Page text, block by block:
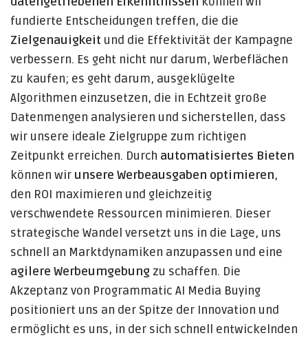
fundierte Entscheidungen treffen, die die
Zielgenauigkeit und die Effektivität der Kampagne
verbessern. Es geht nicht nur darum, Werbeflächen
zu kaufen; es geht darum, ausgeklügelte
Algorithmen einzusetzen, die in Echtzeit große
Datenmengen analysieren und sicherstellen, dass
wir unsere ideale Zielgruppe zum richtigen
Zeitpunkt erreichen. Durch automatisiertes Bieten
können wir unsere Werbeausgaben optimieren,
den ROI maximieren und gleichzeitig
verschwendete Ressourcen minimieren. Dieser
strategische Wandel versetzt uns in die Lage, uns
schnell an Marktdynamiken anzupassen und eine
agilere Werbeumgebung zu schaffen. Die
Akzeptanz von Programmatic AI Media Buying
positioniert uns an der Spitze der Innovation und
ermöglicht es uns, in der sich schnell entwickelnden